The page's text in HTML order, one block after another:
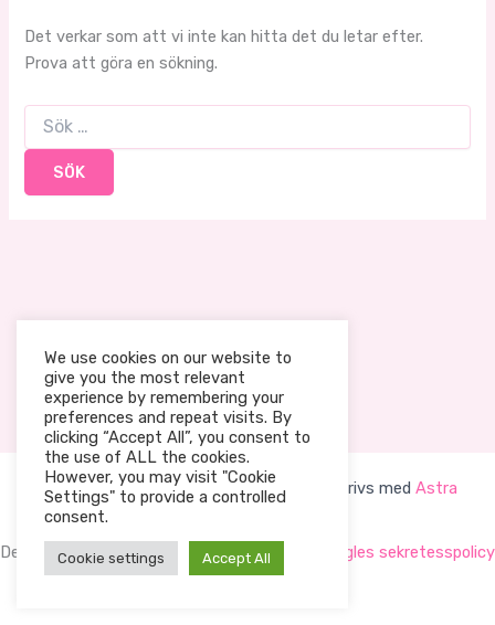
Det verkar som att vi inte kan hitta det du letar efter.
Prova att göra en sökning.
efter:
Upphovsrätt © 2026 Humlans förskola | Drivs med Astra
Denna sida är skyddad av reCAPTCHA och
Googles sekretesspolicy
samtanvändarvillkor
We use cookies on our website to
give you the most relevant
experience by remembering your
preferences and repeat visits. By
clicking “Accept All”, you consent to
the use of ALL the cookies.
However, you may visit "Cookie
Settings" to provide a controlled
consent.
Cookie settings Accept All